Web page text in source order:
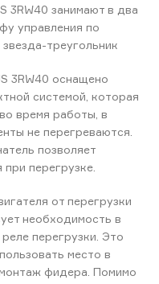
3RW40 занимают в два
управления по
треугольник
3RW40 оснащено
системой, которая
время работы, в
не перегреваются.
позволяет
перегрузке.
от перегрузки
необходимость в
перегрузки. Это
место в
фидера. Помимо